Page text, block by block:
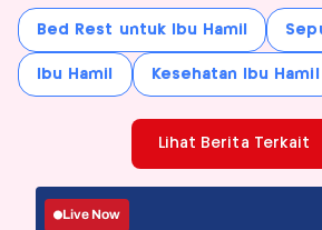
Bed Rest untuk Ibu Hamil
Ibu Hamil Kesehatan Ibu Hamil
Lihat Berita Terkait
Live Now